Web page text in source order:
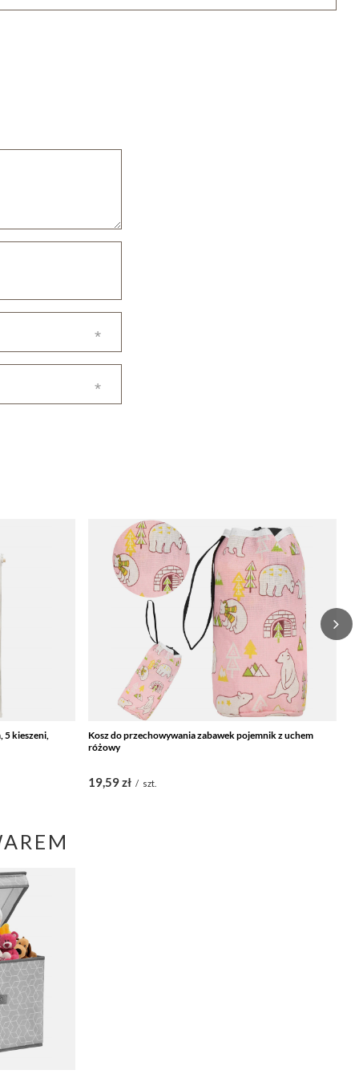
5 kieszeni,
Kosz do przechowywania zabawek pojemnik z uchem
różowy
19,59 zł / szt.